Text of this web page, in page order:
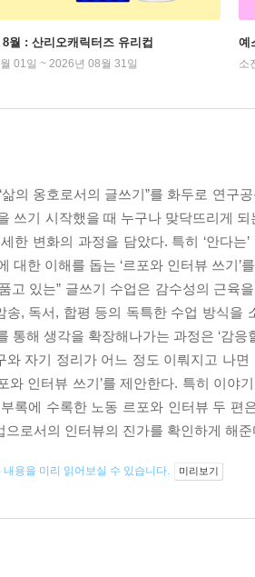
월 : 산리오캐릭터즈 유리컵
01일 ~ 2026년 08월 31일
예
소
삶의 옹호로서의 글쓰기”를 화두로 연구
쓰기 시작했을 때 누구나 맞닥뜨리게
한 변화의 과정을 담았다. 특히 ‘안다는
대한 이해를 돕는 ‘르포와 인터뷰 쓰기’
고 있는” 글쓰기 수업은 감수성의 근육
송, 독서, 합평 등의 독특한 수업 방식을
통해 생각을 확장해나가는 과정은 ‘감
와 자기 정리가 어느 정도 이뤄지고 나
와 인터뷰 쓰기’를 제안한다. 특히 이
록에 수록한 노동 르포와 인터뷰 두 편
으로서의 인터뷰의 진가를 확인하게 해준
내용을 미리 읽어보실 수 있습니다. 미리보기